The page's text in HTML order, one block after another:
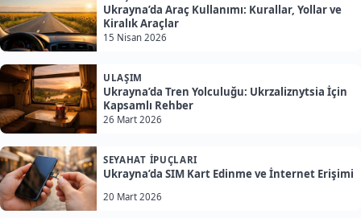
Ukrayna’da Araç Kullanımı: Kurallar, Yollar ve
Kiralık Araçlar
15 Nisan 2026
ULAŞIM
Ukrayna’da Tren Yolculuğu: Ukrzaliznytsia İçin
Kapsamlı Rehber
26 Mart 2026
SEYAHAT İPUÇLARI
Ukrayna’da SIM Kart Edinme ve İnternet Erişimi
20 Mart 2026